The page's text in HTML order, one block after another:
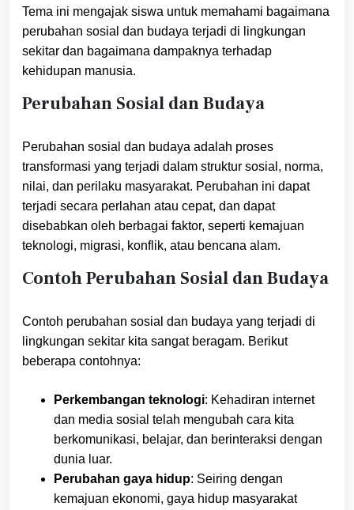
Tema ini mengajak siswa untuk memahami bagaimana
perubahan sosial dan budaya terjadi di lingkungan
sekitar dan bagaimana dampaknya terhadap
kehidupan manusia.
Perubahan Sosial dan Budaya
Perubahan sosial dan budaya adalah proses
transformasi yang terjadi dalam struktur sosial, norma,
nilai, dan perilaku masyarakat. Perubahan ini dapat
terjadi secara perlahan atau cepat, dan dapat
disebabkan oleh berbagai faktor, seperti kemajuan
teknologi, migrasi, konflik, atau bencana alam.
Contoh Perubahan Sosial dan Budaya
Contoh perubahan sosial dan budaya yang terjadi di
lingkungan sekitar kita sangat beragam. Berikut
beberapa contohnya:
Perkembangan teknologi: Kehadiran internet
dan media sosial telah mengubah cara kita
berkomunikasi, belajar, dan berinteraksi dengan
dunia luar.
Perubahan gaya hidup: Seiring dengan
kemajuan ekonomi, gaya hidup masyarakat